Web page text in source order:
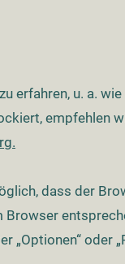
erfahren, u. a.
empfehlen
dass der
Browser
„Optionen“ oder